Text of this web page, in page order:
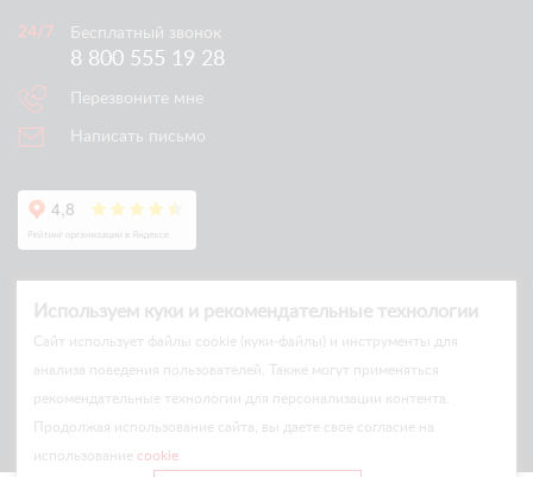
© Arlift 2026
All rights reserved
Бесплатный звонок
8 800 555 19 28
Перезвоните мне
Написать письмо
Используем куки и рекомендательные технологии
Cайт использует файлы cookie (куки-файлы) и инструменты для
анализа поведения пользователей. Также могут применяться
рекомендательные технологии для персонализации контента.
Продолжая использование сайта, вы даете свое согласие на
использование cookie